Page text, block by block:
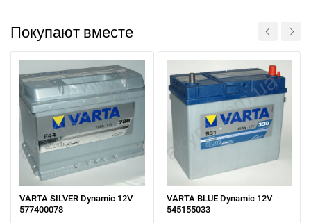
Покупают вместе
VARTA SILVER Dynamic 12V
577400078
VARTA BLUE Dynamic 12V
545155033
При отсутствии связи - пишите, звоните в Viber /
Telegram (093) 600-51-11
Написать в Telegram